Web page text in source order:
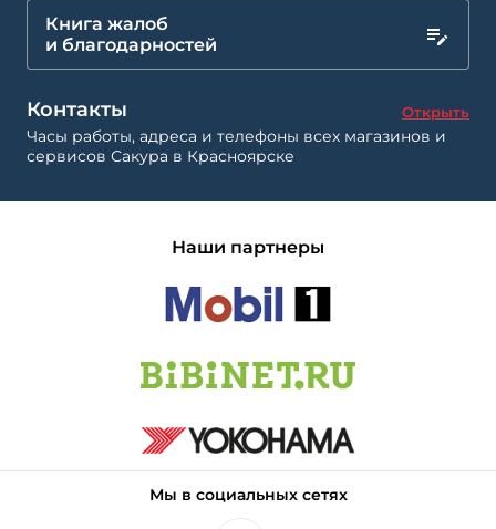
Книга жалоб
и благодарностей
Контакты Открыть
Часы работы, адреса и телефоны всех магазинов и
сервисов Сакура в Красноярске
Наши партнеры
Мы в социальных сетях